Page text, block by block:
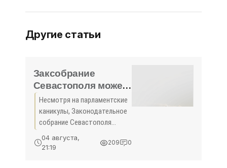
Другие статьи
Заксобрание
Севастополя может
собраться на
внеочередную
сессию, чтобы
решить вопрос с
выделением земли
Несмотря на парламентские
каникулы, Законодательное
собрание Севастополя
может собраться на
внеочередную сессию для
04 августа,
21:19
209 0